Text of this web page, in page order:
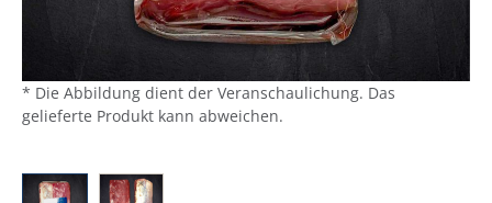
* Die Abbildung dient der Veranschaulichung. Das
gelieferte Produkt kann abweichen.